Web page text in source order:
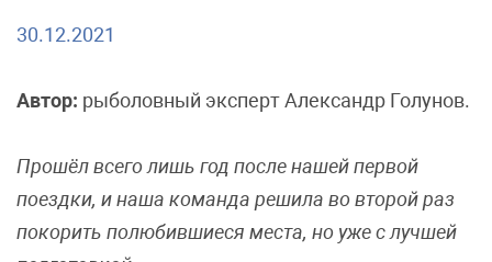
30.12.2021
Автор: рыболовный эксперт Александр Голунов.
Прошёл всего лишь год после нашей первой
поездки, и наша команда решила во второй раз
покорить полюбившиеся места, но уже с лучшей